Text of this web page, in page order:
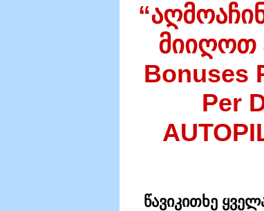
მიიღოთ
Bonuses
Per
წავიკითხე